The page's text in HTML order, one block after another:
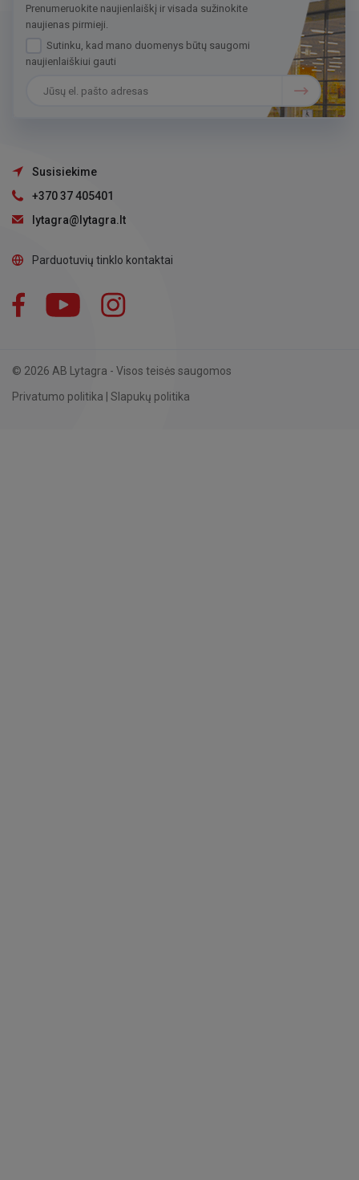
Prenumeruokite naujienlaiškį ir visada sužinokite
naujienas pirmieji.
Sutinku, kad mano duomenys būtų saugomi
naujienlaiškiui gauti
Susisiekime
+370 37 405401
lytagra@lytagra.lt
Parduotuvių tinklo kontaktai
Facebook YouTube
© 2026 AB Lytagra - Visos teisės saugomos
Privatumo politika
Slapukų politika